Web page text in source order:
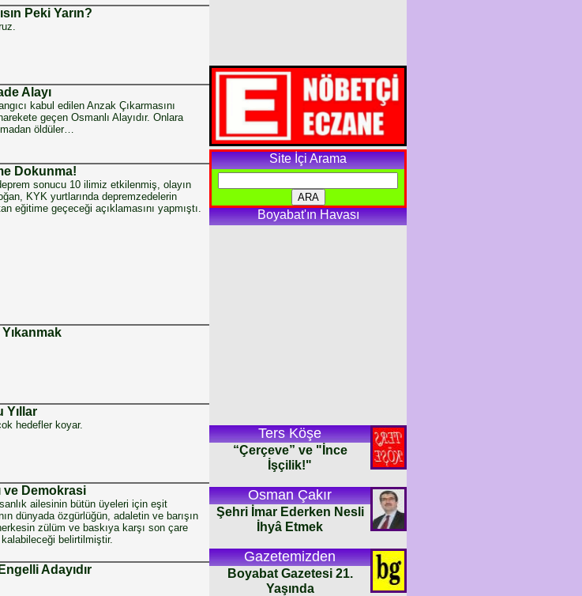
Peki Yarın?
Alayı
kabul edilen Anzak Çıkarmasını
geçen Osmanlı Alayıdır. Onlara
öldüler…
Dokunma!
sonucu 10 ilimiz etkilenmiş, olayın
KYK yurtlarında depremzedelerin
eğitime geçeceği açıklamasını yapmıştı.
Yıllar
hedefler koyar.
ve Demokrasi
ailesinin bütün üyeleri için eşit
dünyada özgürlüğün, adaletin ve barışın
zülüm ve baskıya karşı son çare
belirtilmiştir.
Adayıdır
Site İçi Arama
Boyabat'ın Havası
Ters Köşe
“Çerçeve” ve "İnce
İşçilik!"
Osman Çakır
Şehri İmar Ederken Nesli
İhyâ Etmek
Gazetemizden
Boyabat Gazetesi 21.
Yaşında